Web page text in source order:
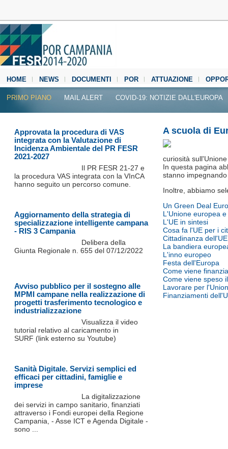
HOME NEWS DOCUMENTI POR ATTUAZIONE
MEDIA CENTER
PRIMO PIANO MAIL ALERT COVID-19: NOTIZIE DALL'EUROPA
A scuola di
curiosità
In questa pagina
stanno
Inoltre, abbiamo
Un Green Deal
L'Unione europea
L'UE in sintesi
Cosa fa l'UE per i
Cittadinanza dell'UE
La bandiera
L'inno europeo
Festa dell'Europa
Come viene
Come viene speso
Lavorare per
Finanziamenti
Approvata la procedura di VAS
integrata con la Valutazione di
Incidenza Ambientale del PR FESR
2021-2027
Il PR FESR 21‐27 e
la procedura VAS integrata con la VInCA
hanno seguito un percorso comune.
Aggiornamento della strategia di
specializzazione intelligente campana
- RIS 3 Campania
Delibera della
Giunta Regionale n. 655 del 07/12/2022
Avviso pubblico per il sostegno alle
MPMI campane nella realizzazione di
progetti trasferimento tecnologico e
industrializzazione
Visualizza il video
tutorial relativo al caricamento in
SURF (link esterno su Youtube)
Sanità Digitale. Servizi semplici ed
efficaci per cittadini, famiglie e
imprese
La digitalizzazione
dei servizi in campo sanitario, finanziati
attraverso i Fondi europei della Regione
Campania, - Asse ICT e Agenda Digitale -
sono ...